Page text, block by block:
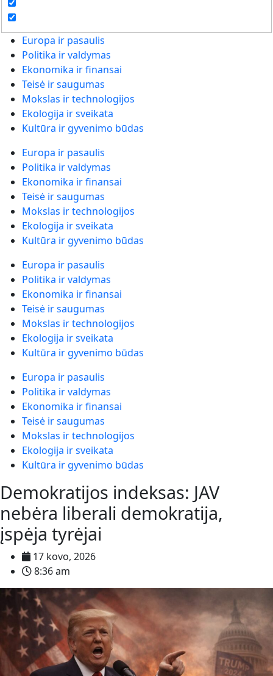
Europa ir pasaulis
Politika ir valdymas
Ekonomika ir finansai
Teisė ir saugumas
Mokslas ir technologijos
Ekologija ir sveikata
Kultūra ir gyvenimo būdas
Europa ir pasaulis
Politika ir valdymas
Ekonomika ir finansai
Teisė ir saugumas
Mokslas ir technologijos
Ekologija ir sveikata
Kultūra ir gyvenimo būdas
Europa ir pasaulis
Politika ir valdymas
Ekonomika ir finansai
Teisė ir saugumas
Mokslas ir technologijos
Ekologija ir sveikata
Kultūra ir gyvenimo būdas
Europa ir pasaulis
Politika ir valdymas
Ekonomika ir finansai
Teisė ir saugumas
Mokslas ir technologijos
Ekologija ir sveikata
Kultūra ir gyvenimo būdas
Demokratijos indeksas: JAV
nebėra liberali demokratija,
įspėja tyrėjai
17 kovo, 2026
8:36 am